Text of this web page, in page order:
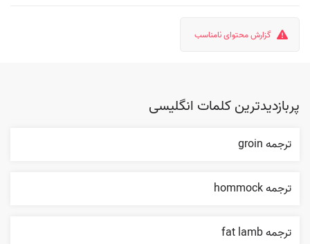
گزارش محتوای نامناسب
پربازدیدترین کلمات انگلیسی
ترجمه groin
ترجمه hommock
ترجمه fat lamb